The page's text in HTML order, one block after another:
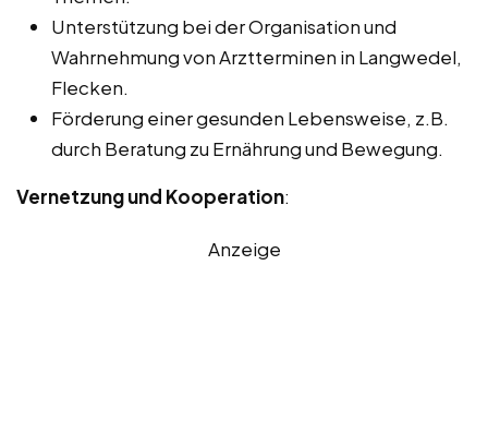
Unterstützung bei der Organisation und
Wahrnehmung von Arztterminen in Langwedel,
Flecken.
Förderung einer gesunden Lebensweise, z.B.
durch Beratung zu Ernährung und Bewegung.
Vernetzung und Kooperation:
Anzeige